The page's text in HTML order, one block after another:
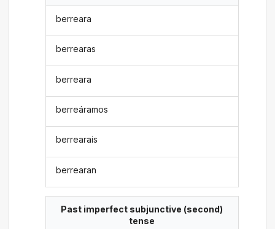
berreara
berrearas
berreara
berreáramos
berrearais
berrearan
Past imperfect subjunctive (second)
tense